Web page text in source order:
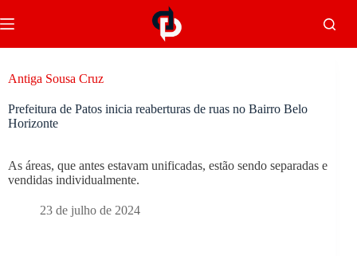
Antiga Sousa Cruz
Prefeitura de Patos inicia reaberturas de ruas no Bairro Belo
Horizonte
As áreas, que antes estavam unificadas, estão sendo separadas e
vendidas individualmente.
23 de julho de 2024